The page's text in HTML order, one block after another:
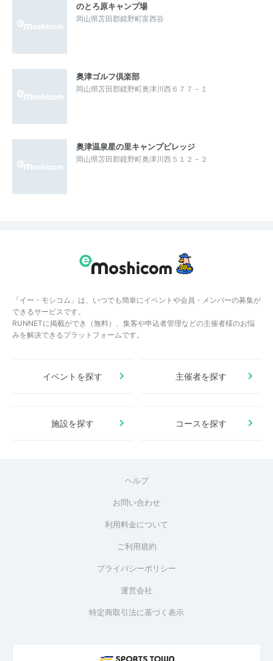
のとろ原キャンプ場
岡山県苫田郡鏡野町富西谷
奥津ゴルフ倶楽部
岡山県苫田郡鏡野町奥津川西６７７－１
奥津温泉星の里キャンプビレッジ
岡山県苫田郡鏡野町奥津川西５１２－２
「イー・モシコム」は、いつでも簡単にイベントや会員・メンバーの募集が
できるサービスです。
RUNNETに掲載ができ（無料）、集客や申込者管理などの主催者様のお悩
みを解決できるプラットフォームです。
イベントを探す 主催者を探す
施設を探す コースを探す
ヘルプ
お問い合わせ
利用料金について
ご利用規約
プライバシーポリシー
運営会社
特定商取引法に基づく表示